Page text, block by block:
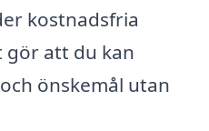
kostnadsfria
gör att du kan
önskemål utan